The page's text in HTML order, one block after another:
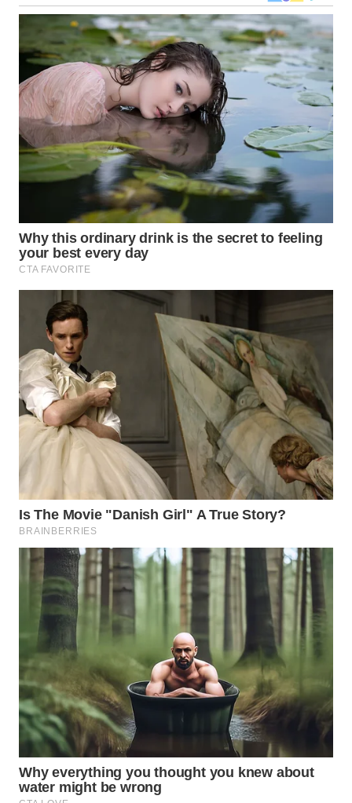
WN
WN
LANGKAT
WN
TAPANULI
SELATAN
TANJUNG
LESUNG
WN
KARO
WN
SIMALUNGUN
WN
LABUHANBATU
WN
TAPANULI
TENGAH
WN DELI
SERDANG
WN
TEBING
TINGGI
WN
PAKPAK
WN
KARAWANG
WN
BEKASI